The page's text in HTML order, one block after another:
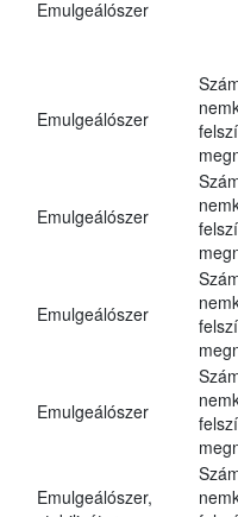
Emulgeálószer
Emulgeálószer
Emulgeálószer
Emulgeálószer
Emulgeálószer
Emulgeálószer,